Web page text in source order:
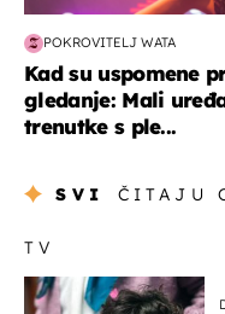
POKROVITELJ WATA
Kad su uspomene
gledanje: Mali
trenutke s ple...
SVI ČITAJU
TV